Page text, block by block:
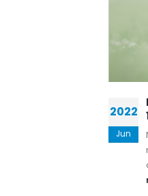
Revalidación de
Nos enorgullece
nuestros certificados
durante este mes de